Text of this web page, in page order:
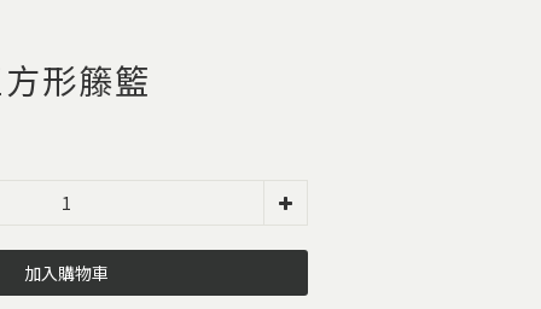
形籐籃
加入購物車